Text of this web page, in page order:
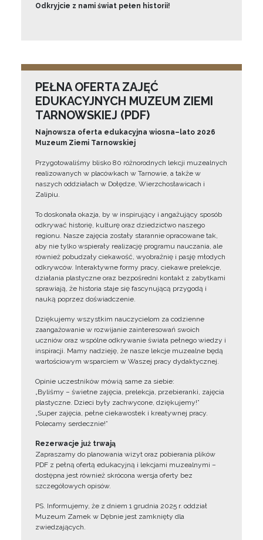
Odkryjcie z nami świat pełen historii!
PEŁNA OFERTA ZAJĘĆ
EDUKACYJNYCH MUZEUM ZIEMI
TARNOWSKIEJ (PDF)
Najnowsza oferta edukacyjna wiosna–lato 2026
Muzeum Ziemi Tarnowskiej
Przygotowaliśmy blisko 80 różnorodnych lekcji muzealnych
realizowanych w placówkach w Tarnowie, a także w
naszych oddziałach w Dołędze, Wierzchosławicach i
Zalipiu.
To doskonała okazja, by w inspirujący i angażujący sposób
odkrywać historię, kulturę oraz dziedzictwo naszego
regionu. Nasze zajęcia zostały starannie opracowane tak,
aby nie tylko wspierały realizację programu nauczania, ale
również pobudzały ciekawość, wyobraźnię i pasję młodych
odkrywców. Interaktywne formy pracy, ciekawe prelekcje,
działania plastyczne oraz bezpośredni kontakt z zabytkami
sprawiają, że historia staje się fascynującą przygodą i
nauką poprzez doświadczenie.
Dziękujemy wszystkim nauczycielom za codzienne
zaangażowanie w rozwijanie zainteresowań swoich
uczniów oraz wspólne odkrywanie świata pełnego wiedzy i
inspiracji. Mamy nadzieję, że nasze lekcje muzealne będą
wartościowym wsparciem w Waszej pracy dydaktycznej.
Opinie uczestników mówią same za siebie:
„Byliśmy – świetne zajęcia, prelekcja, przebieranki, zajęcia
plastyczne. Dzieci były zachwycone, dziękujemy!”
„Super zajęcia, pełne ciekawostek i kreatywnej pracy.
Polecamy serdecznie!”
Rezerwacje już trwają
Zapraszamy do planowania wizyt oraz pobierania plików
PDF z pełną ofertą edukacyjną i lekcjami muzealnymi –
dostępna jest również skrócona wersja oferty bez
szczegółowych opisów.
PS. Informujemy, że z dniem 1 grudnia 2025 r. oddział
Muzeum Zamek w Dębnie jest zamknięty dla
zwiedzających.